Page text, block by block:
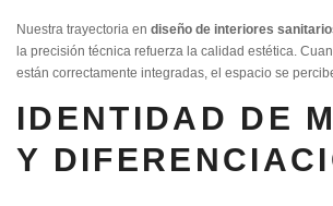
Nuestra trayectoria en diseño de interiores
la precisión técnica refuerza la calidad estética.
están correctamente integradas, el espacio se
IDENTIDAD DE
Y